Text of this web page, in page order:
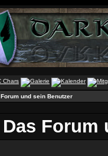
und sein Benutzer
Das Forum